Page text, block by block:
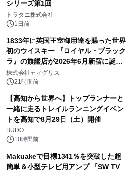
シリーズ第1回
トラタニ株式会社
1日前
1833年に英国王室御用達を賜った世界
初のウイスキー 『ロイヤル・ブラック
ラ』の旗艦店が2026年6月新宿に誕
生 バカルディ ジャパンと連携した
没入型バー「BAR Arca」
株式会社ティグリス
21時間前
【高知から世界へ】トップランナーと
一緒に走るトレイルランニングイベン
トを高知で8月29日（土）開催
BUDO
10時間前
Makuakeで目標1341％を突破した超
簡単＆小型テレビ用アンプ 「SW TV